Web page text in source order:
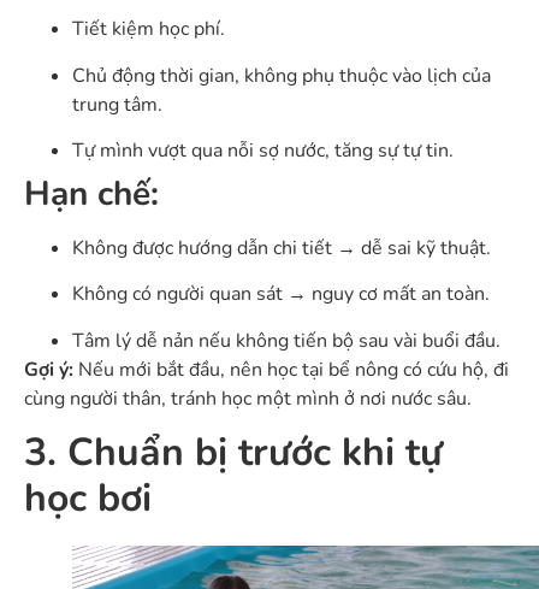
Tiết kiệm học phí.
Chủ động thời gian, không phụ thuộc vào lịch của
trung tâm.
Tự mình vượt qua nỗi sợ nước, tăng sự tự tin.
Hạn chế:
Không được hướng dẫn chi tiết → dễ sai kỹ thuật.
Không có người quan sát → nguy cơ mất an toàn.
Tâm lý dễ nản nếu không tiến bộ sau vài buổi đầu.
Gợi ý: Nếu mới bắt đầu, nên học tại bể nông có cứu hộ, đi
cùng người thân, tránh học một mình ở nơi nước sâu.
3. Chuẩn bị trước khi tự
học bơi